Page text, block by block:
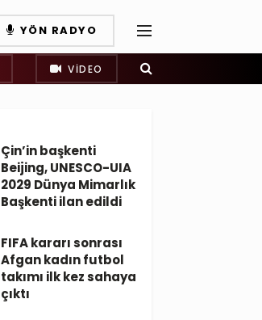
YÖN RADYO
VIDEO
Çin’in başkenti
Beijing, UNESCO-UIA
2029 Dünya Mimarlık
Başkenti ilan edildi
FIFA kararı sonrası
Afgan kadın futbol
takımı ilk kez sahaya
çıktı